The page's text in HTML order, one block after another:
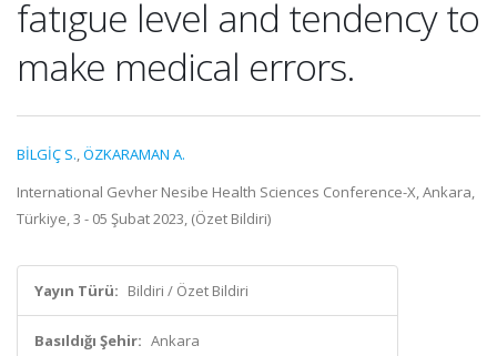
fatıgue level and tendency to
make medical errors.
BİLGİÇ S.,ÖZKARAMAN A.
International Gevher Nesibe Health Sciences Conference-X, Ankara,
Türkiye, 3 - 05 Şubat 2023, (Özet Bildiri)
Yayın Türü: Bildiri / Özet Bildiri
Basıldığı Şehir: Ankara